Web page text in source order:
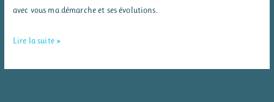
avec vous ma démarche et ses évolutions.
Lecture
Lire la suite »